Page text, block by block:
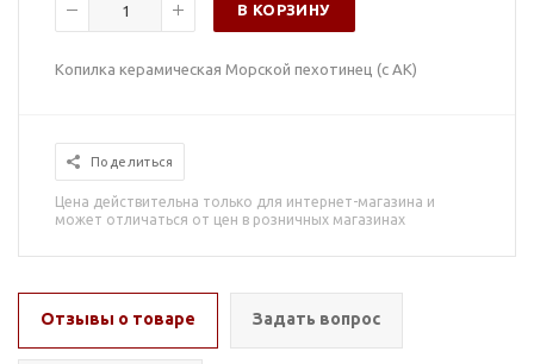
В КОРЗИНУ
Копилка керамическая Морской пехотинец (с АК)
Поделиться
Цена действительна только для интернет-магазина и
может отличаться от цен в розничных магазинах
Отзывы о товаре Задать вопрос